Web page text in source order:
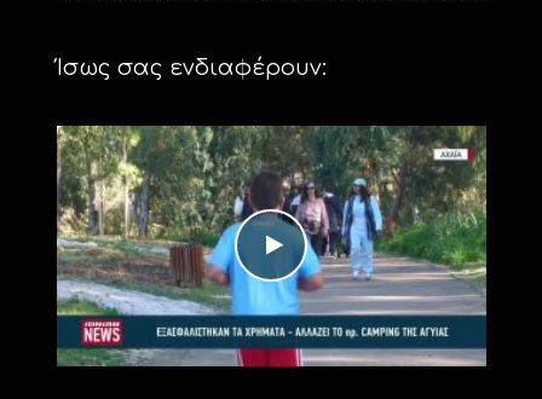
Ίσως σας ενδιαφέρουν: